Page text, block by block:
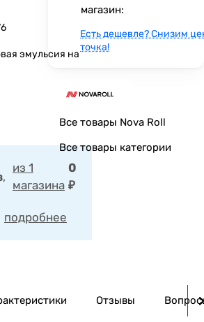
эмульсия на
,
из 1
магазина
0
₽
подробнее
магазин:
Есть дешевле? Снизим
точка!
Все товары Nova Roll
Все товары категории
Отзывы